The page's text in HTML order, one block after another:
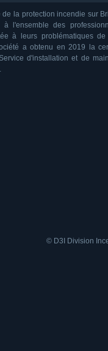
de la protection incendie sur
à l'ensemble des
à leurs problématiques de
a obtenu en 2019 la
d'installation et de
© D3I Division